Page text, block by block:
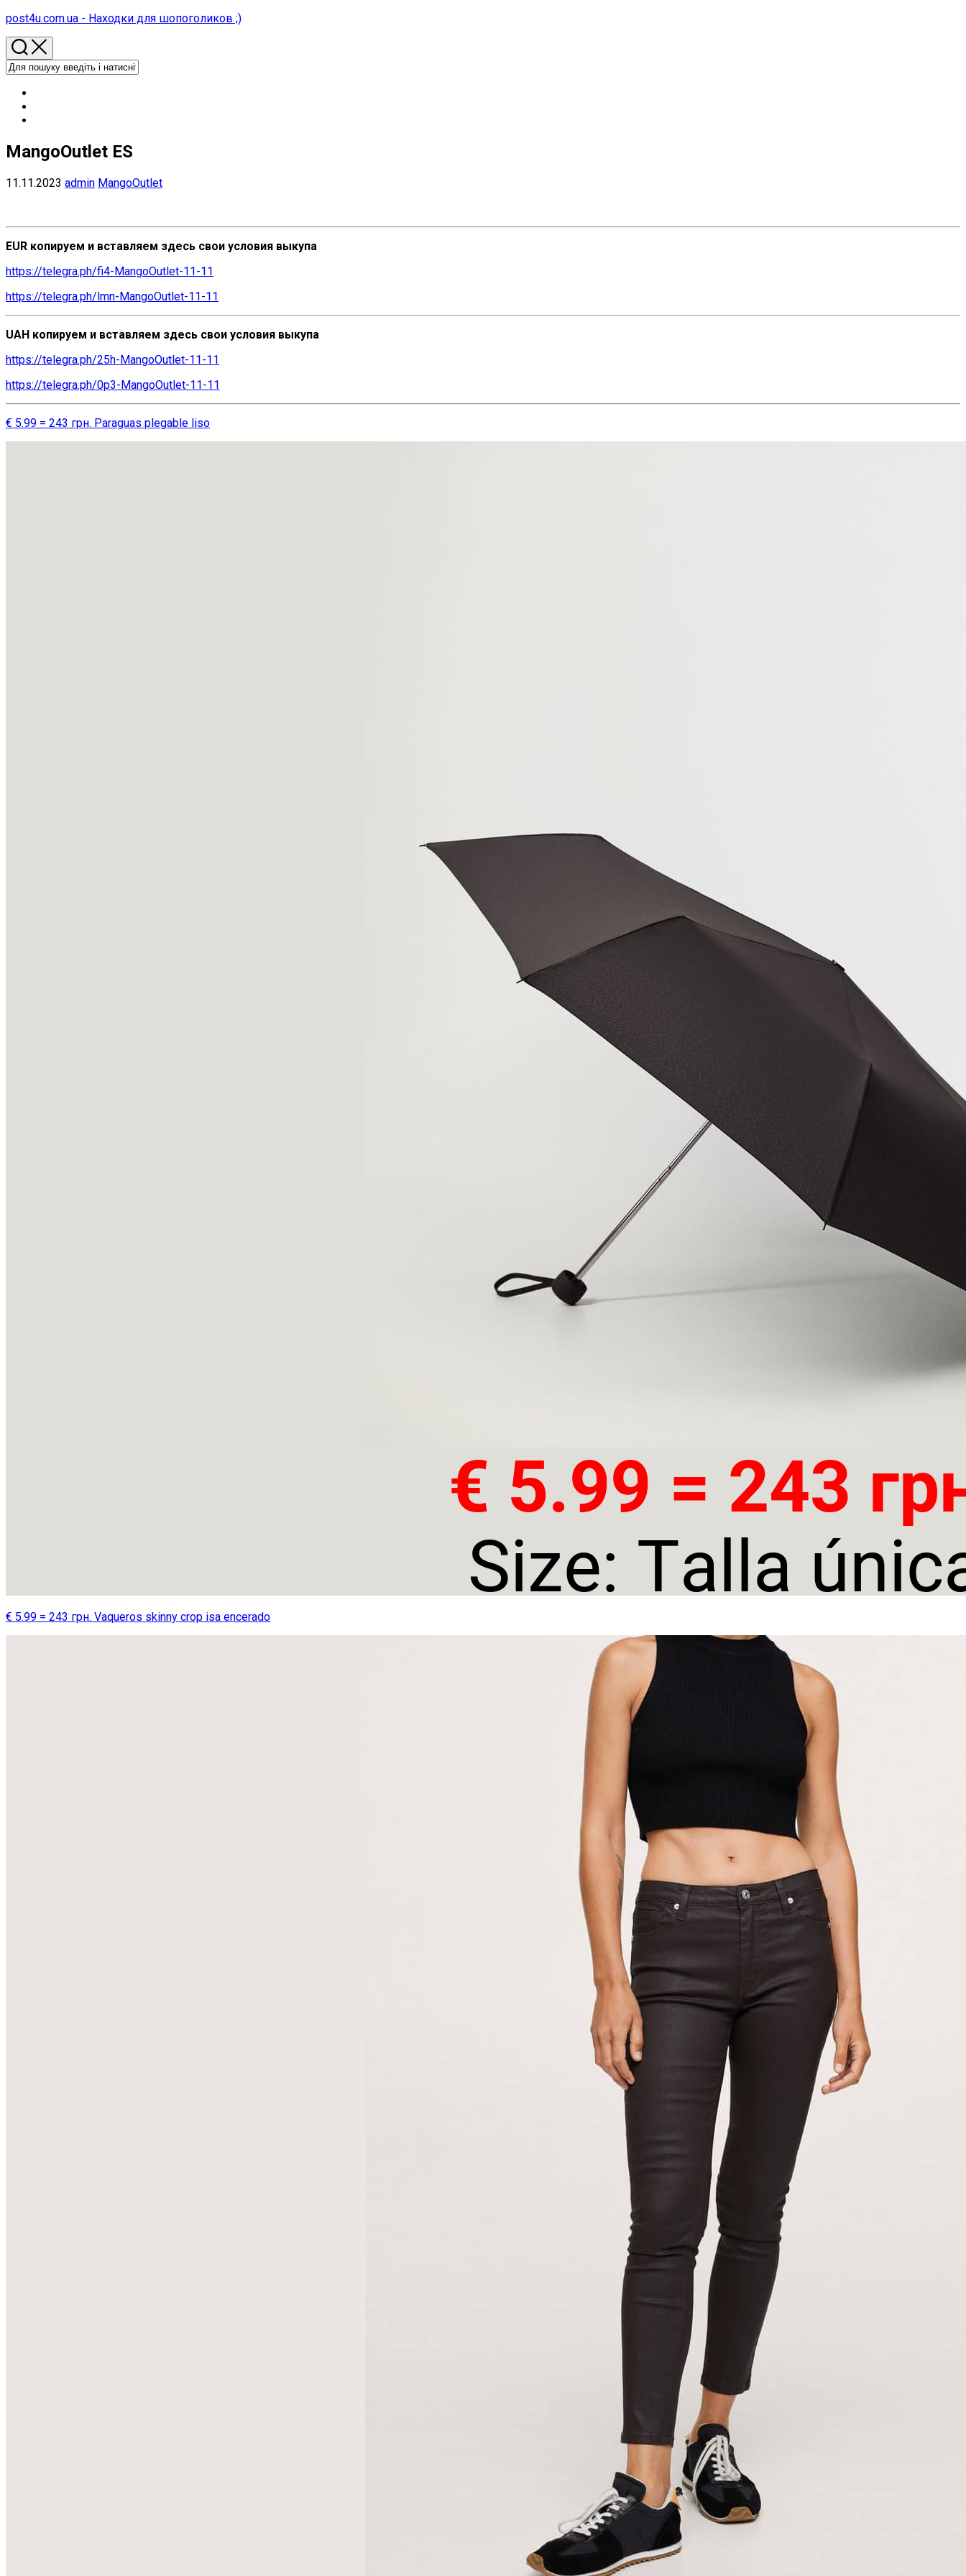
Перейти
вмісту
post4u.com.ua - Находки для шопоголиков ;)
MangoOutlet ES
11.11.2023 admin MangoOutlet
EUR копируем и вставляем здесь свои условия выкупа
https://telegra.ph/fi4-MangoOutlet-11-11
https://telegra.ph/lmn-MangoOutlet-11-11
UAH копируем и вставляем здесь свои условия выкупа
https://telegra.ph/25h-MangoOutlet-11-11
https://telegra.ph/0p3-MangoOutlet-11-11
€ 5.99 = 243 грн. Paraguas plegable liso
€ 5.99 = 243 грн. Vaqueros skinny crop isa encerado